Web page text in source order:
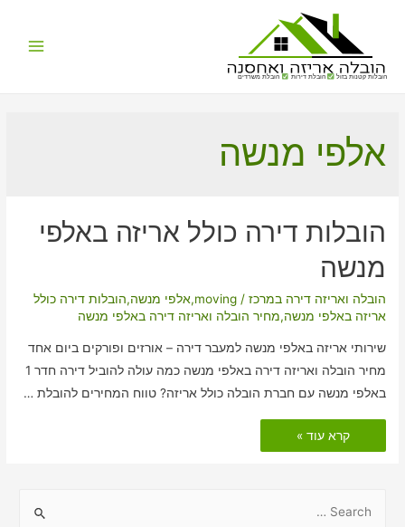
הובלות קטנות בזול הובלת דירות הובלת משרדים
אלפי מנשה
הובלות דירה כולל אריזה באלפי
מנשה
הובלה ואריזה דירה במרכז /
moving
,אלפי מנשה,הובלות דירה כולל
אריזה באלפי מנשה,מחיר הובלה ואריזה דירה באלפי מנשה
שירותי אריזה באלפי מנשה למעבר דירה – אורזים ופורקים ביום אחד
מחיר הובלה ואריזה דירה באלפי מנשה כמה עולה להוביל דירה חדר 1
באלפי מנשה עם חברת הובלה כולל אריזה? טווח המחירים להובלת …
הובלות
דירה
כולל
קרא עוד »